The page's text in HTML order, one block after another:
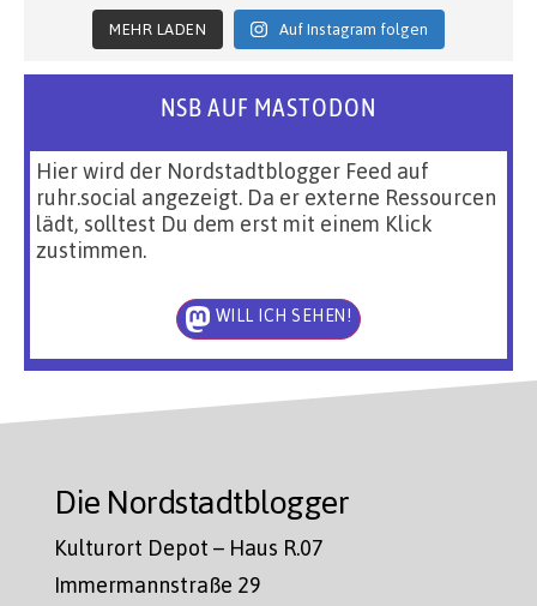
MEHR LADEN Auf Instagram folgen
NSB AUF MASTODON
Hier wird der Nordstadtblogger Feed auf
ruhr.social angezeigt. Da er externe Ressourcen
lädt, solltest Du dem erst mit einem Klick
zustimmen.
WILL ICH SEHEN!
Die Nordstadtblogger
Kulturort Depot – Haus R.07
Immermannstraße 29